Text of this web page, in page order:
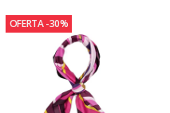
OFERTA -30%